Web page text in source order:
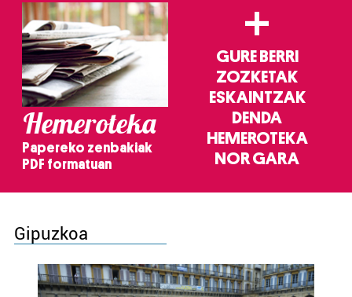
Hemeroteka
Papereko zenbakiak
PDF formatuan
+
GURE BERRI
ZOZKETAK
ESKAINTZAK
DENDA
HEMEROTEKA
NOR GARA
Gipuzkoa